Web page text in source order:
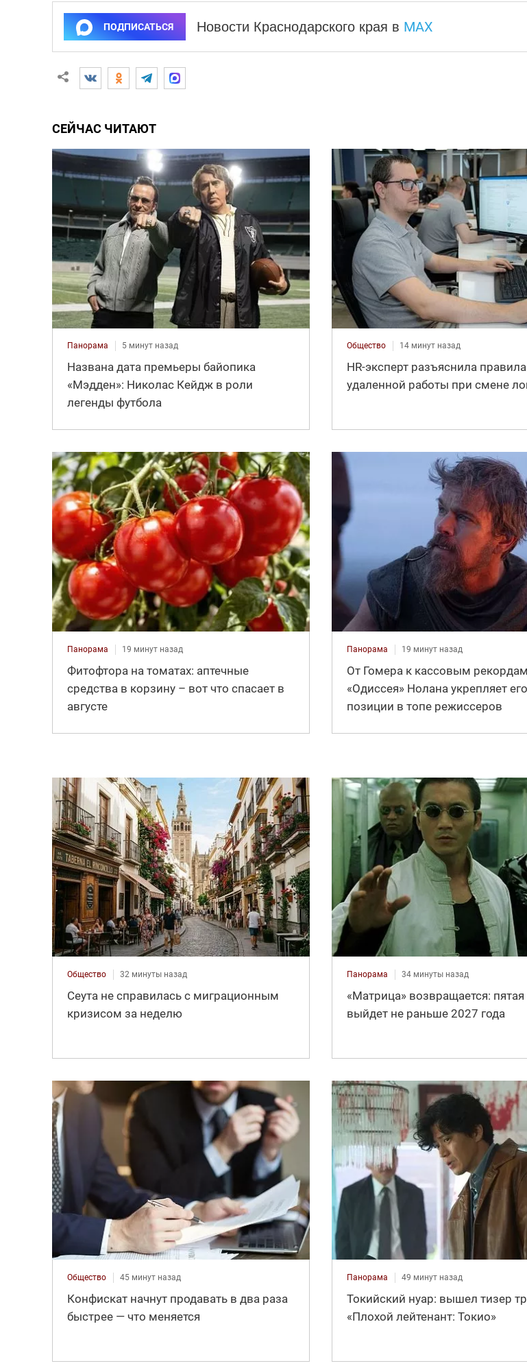
ПОДПИСАТЬСЯ Новости Краснодарского края в MAX
СЕЙЧАС ЧИТАЮТ
Панорама 5 минут назад
Названа дата премьеры байопика
«Мэдден»: Николас Кейдж в роли
легенды футбола
Общество 14 минут назад
HR-эксперт разъяснила правила
удаленной работы при смене
Панорама 19 минут назад
Фитофтора на томатах: аптечные
средства в корзину – вот что спасает в
августе
Панорама 19 минут назад
От Гомера к кассовым
«Одиссея» Нолана укрепляет его
позиции в топе режиссеров
Общество 32 минуты назад
Сеута не справилась с миграционным
кризисом за неделю
Панорама 34 минуты назад
«Матрица» возвращается: пятая
выйдет не раньше 2027 года
Общество 45 минут назад
Конфискат начнут продавать в два раза
быстрее — что меняется
Панорама 49 минут назад
Токийский нуар: вышел тизер
«Плохой лейтенант: Токио»